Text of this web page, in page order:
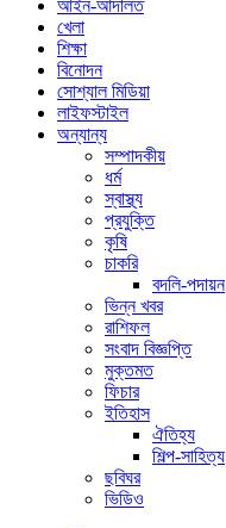
আইন-আদালত
খেলা
শিক্ষা
বিনোদন
সোশ্যাল মিডিয়া
লাইফস্টাইল
অন্যান্য
সম্পাদকীয়
ধর্ম
স্বাস্থ্য
প্রযুক্তি
কৃষি
চাকরি
বদলি-পদায়ন
ভিন্ন খবর
রাশিফল
সংবাদ বিজ্ঞপ্তি
মুক্তমত
ফিচার
ইতিহাস
ঐতিহ্য
শিল্প-সাহিত্য
ছবিঘর
ভিডিও